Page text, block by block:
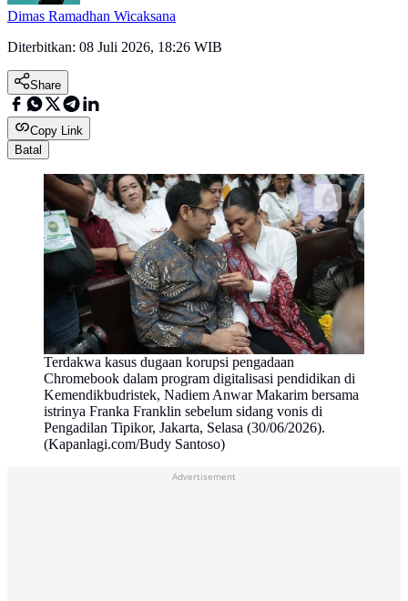
Dimas Ramadhan Wicaksana
Diterbitkan: 08 Juli 2026, 18:26 WIB
Share
Copy Link
Batal
Terdakwa kasus dugaan korupsi pengadaan
Chromebook dalam program digitalisasi pendidikan di
Kemendikbudristek, Nadiem Anwar Makarim bersama
istrinya Franka Franklin sebelum sidang vonis di
Pengadilan Tipikor, Jakarta, Selasa (30/06/2026).
(Kapanlagi.com/Budy Santoso)
Advertisement